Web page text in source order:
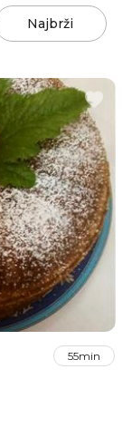
Najbrži
55min